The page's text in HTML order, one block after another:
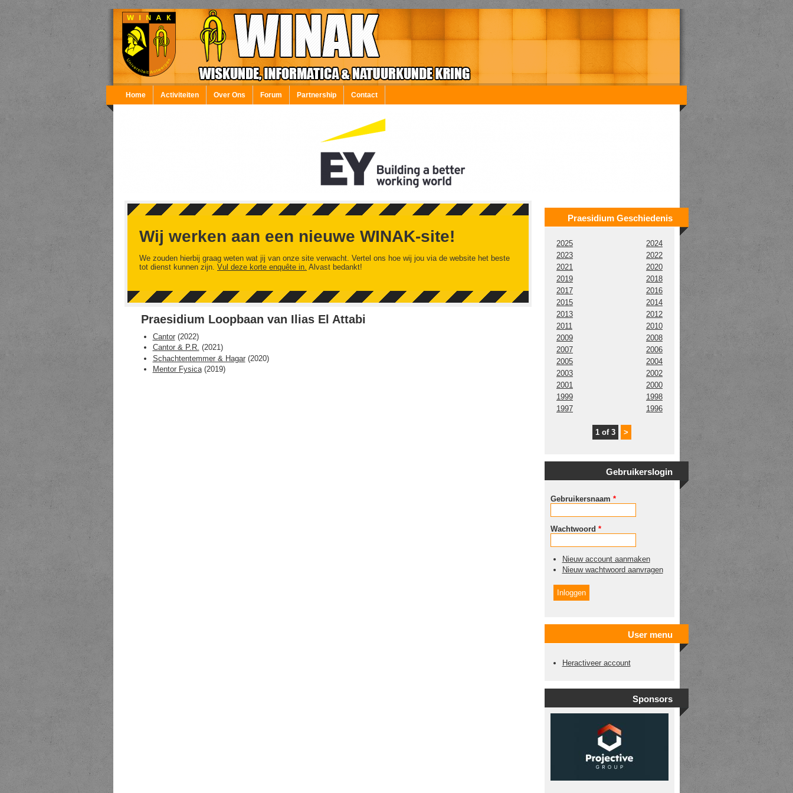
Overslaan en naar de inhoud gaan
Home Activiteiten Over Ons Forum Partnership Contact
Wij werken aan een nieuwe WINAK-site!
We zouden hierbij graag weten wat jij van onze site verwacht. Vertel ons hoe wij jou via de website het beste
tot dienst kunnen zijn. Vul deze korte enquête in. Alvast bedankt!
Praesidium Loopbaan van Ilias El Attabi
Cantor(2022)
Cantor & P.R. (2021)
Schachtentemmer & Hagar(2020)
Mentor Fysica(2019)
Praesidium Geschiedenis
2025
2024
2023
2022
2021
2020
2019
2018
2017
2016
2015
2014
2013
2012
2011
2010
2009
2008
2007
2006
2005
2004
2003
2002
2001
2000
1999
1998
1997
1996
1 of 3 >
Gebruikerslogin
Gebruikersnaam *
Wachtwoord *
Nieuw account aanmaken
Nieuw wachtwoord aanvragen
User menu
Heractiveer account
Sponsors